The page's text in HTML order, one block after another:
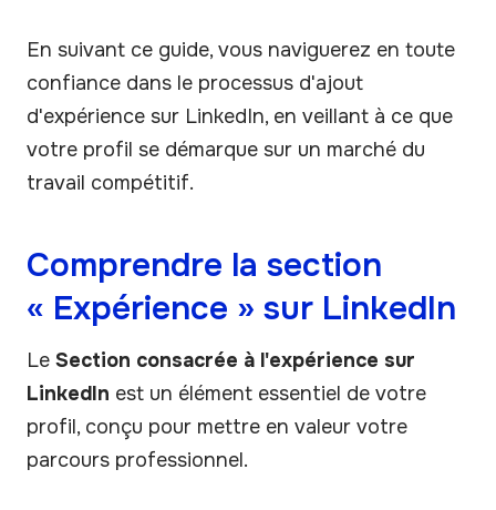
En suivant ce guide, vous naviguerez en toute
confiance dans le processus d'ajout
d'expérience sur LinkedIn, en veillant à ce que
votre profil se démarque sur un marché du
travail compétitif.
Comprendre la section
« Expérience » sur LinkedIn
Le Section consacrée à l'expérience sur
LinkedIn est un élément essentiel de votre
profil, conçu pour mettre en valeur votre
parcours professionnel.